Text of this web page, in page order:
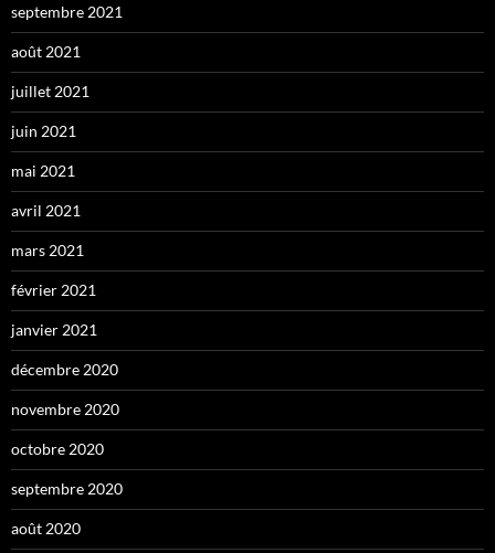
septembre 2021
août 2021
juillet 2021
juin 2021
mai 2021
avril 2021
mars 2021
février 2021
janvier 2021
décembre 2020
novembre 2020
octobre 2020
septembre 2020
août 2020